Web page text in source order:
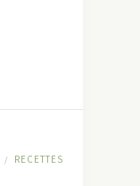
/
RECETTES